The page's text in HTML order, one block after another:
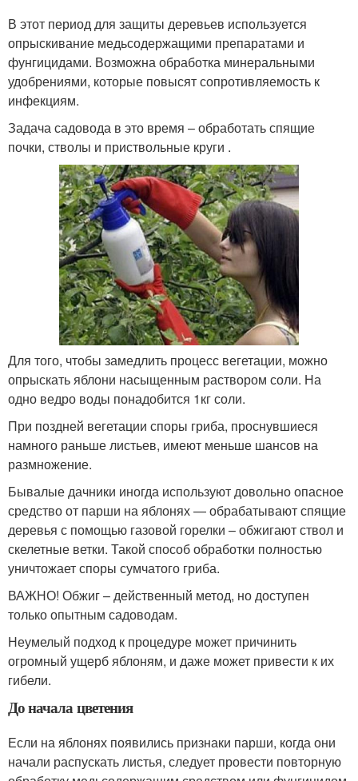
В этот период для защиты деревьев используется
опрыскивание медьсодержащими препаратами и
фунгицидами. Возможна обработка минеральными
удобрениями, которые повысят сопротивляемость к
инфекциям.
Задача садовода в это время – обработать спящие
почки, стволы и приствольные круги .
Для того, чтобы замедлить процесс вегетации, можно
опрыскать яблони насыщенным раствором соли. На
одно ведро воды понадобится 1кг соли.
При поздней вегетации споры гриба, проснувшиеся
намного раньше листьев, имеют меньше шансов на
размножение.
Бывалые дачники иногда используют довольно опасное
средство от парши на яблонях — обрабатывают спящие
деревья с помощью газовой горелки – обжигают ствол и
скелетные ветки. Такой способ обработки полностью
уничтожает споры сумчатого гриба.
ВАЖНО! Обжиг – действенный метод, но доступен
только опытным садоводам.
Неумелый подход к процедуре может причинить
огромный ущерб яблоням, и даже может привести к их
гибели.
До начала цветения
Если на яблонях появились признаки парши, когда они
начали распускать листья, следует провести повторную